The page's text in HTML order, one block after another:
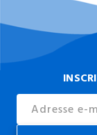
Address